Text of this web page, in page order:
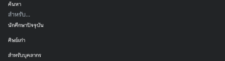
ค้นหา
สำหรับ...
นักศึกษาปัจจุบัน
ศิษย์เก่า
สำหรับบุคลากร